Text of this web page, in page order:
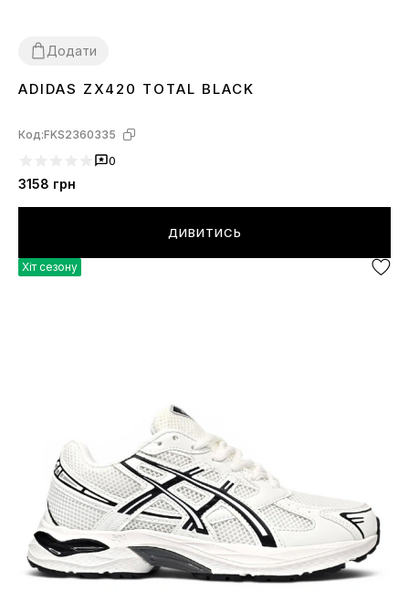
Додати
41 4243444546
ADIDAS ZX420 TOTAL BLACK
Код:FKS2360335
0
3158 грн
ДИВИТИСЬ
Хіт сезону